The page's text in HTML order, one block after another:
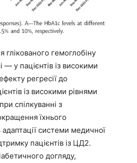
гемоглобіну
у пацієнтів із високими
регресії до
із високими рівнями
спілкуванні з
їхнього
системи медичної
пацієнтів із ЦД2.
догляду,